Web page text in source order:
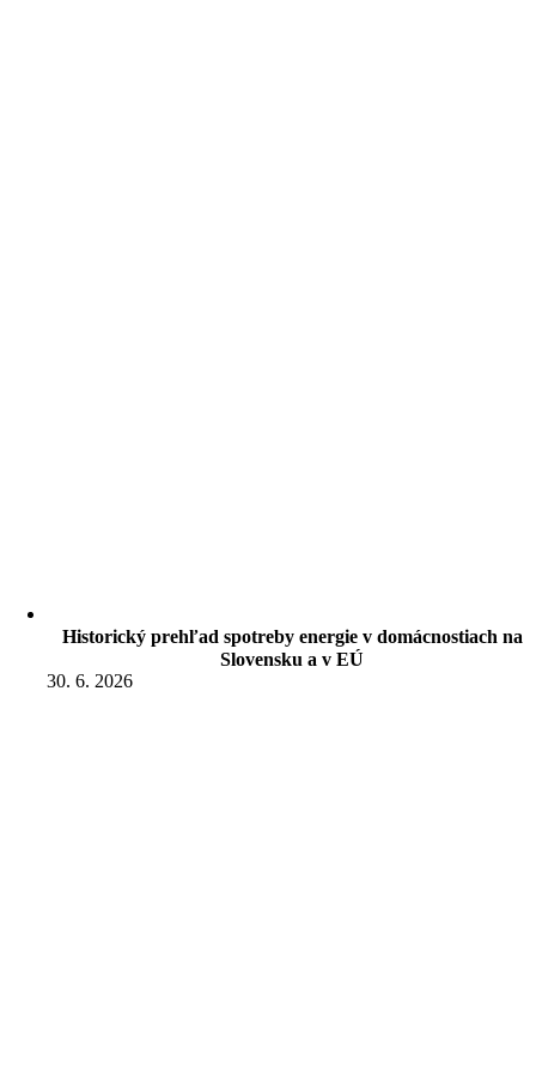
Historický prehľad spotreby energie v domácnostiach na
Slovensku a v EÚ
30. 6. 2026